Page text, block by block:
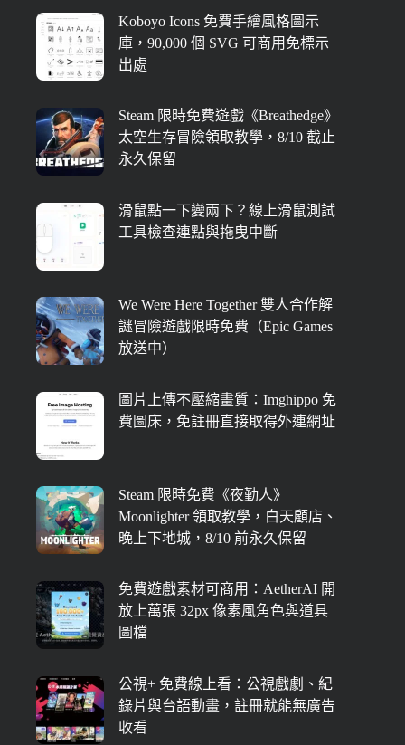
Koboyo Icons 免費手繪風格圖示
庫，90,000 個 SVG 可商用免標示
出處
Steam 限時免費遊戲《Breathedge》
太空生存冒險領取教學，8/10 截止
永久保留
滑鼠點一下變兩下？線上滑鼠測試
工具檢查連點與拖曳中斷
We Were Here Together 雙人合作解
謎冒險遊戲限時免費（Epic Games
放送中）
圖片上傳不壓縮畫質：Imghippo 免
費圖床，免註冊直接取得外連網址
Steam 限時免費《夜勤人》
Moonlighter 領取教學，白天顧店、
晚上下地城，8/10 前永久保留
免費遊戲素材可商用：AetherAI 開
放上萬張 32px 像素風角色與道具
圖檔
公視+ 免費線上看：公視戲劇、紀
錄片與台語動畫，註冊就能無廣告
收看